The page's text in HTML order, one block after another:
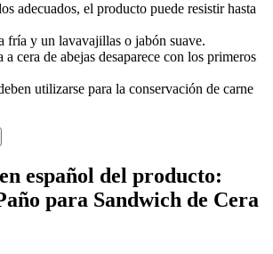
adecuados, el producto puede resistir hasta
fría y un lavavajillas o jabón suave.
a cera de abejas desaparece con los primeros
utilizarse para la conservación de carne
español del producto:
para Sandwich de Cera